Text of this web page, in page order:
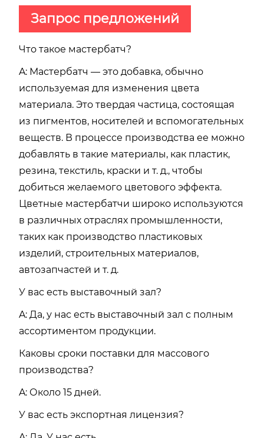
Запрос предложений
Что такое мастербатч?
A: Мастербатч — это добавка, обычно
используемая для изменения цвета
материала. Это твердая частица, состоящая
из пигментов, носителей и вспомогательных
веществ. В процессе производства ее можно
добавлять в такие материалы, как пластик,
резина, текстиль, краски и т. д., чтобы
добиться желаемого цветового эффекта.
Цветные мастербатчи широко используются
в различных отраслях промышленности,
таких как производство пластиковых
изделий, строительных материалов,
автозапчастей и т. д.
У вас есть выставочный зал?
A: Да, у нас есть выставочный зал с полным
ассортиментом продукции.
Каковы сроки поставки для массового
производства?
A: Около 15 дней.
У вас есть экспортная лицензия?